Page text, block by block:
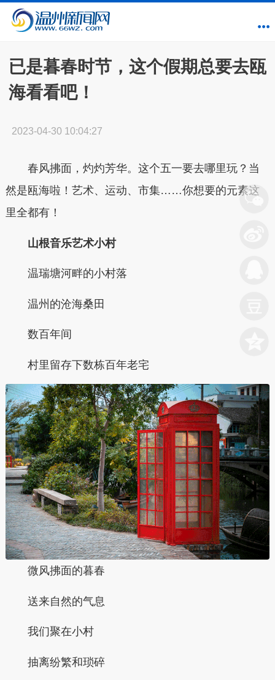
已是暮春时节，这个假期总要去瓯
海看看吧！
2023-04-30 10:04:27
春风拂面，灼灼芳华。这个五一要去哪里玩？ 当
然是瓯海啦！ 艺术、运动、市集……你想要的元素这
里全都有！
山根音乐艺术小村
温瑞塘河畔的小村落
温州的沧海桑田
数百年间
村里留存下数栋百年老宅
微风拂面的暮春
送来自然的气息
我们聚在小村
抽离纷繁和琐碎